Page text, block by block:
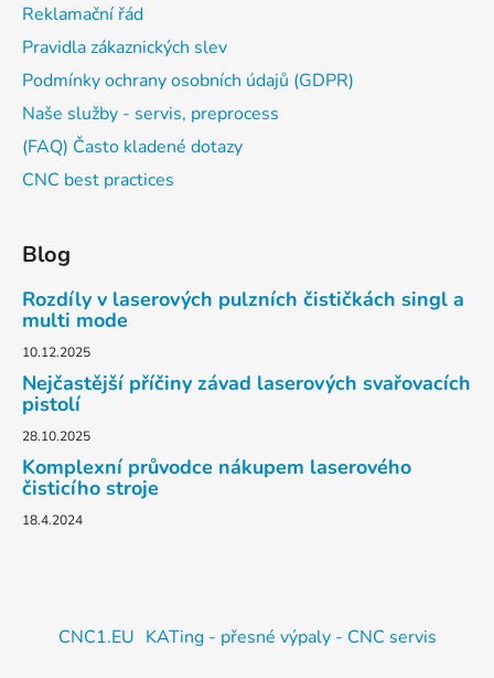
Reklamační řád
Pravidla zákaznických slev
Podmínky ochrany osobních údajů (GDPR)
Naše služby - servis, preprocess
(FAQ) Často kladené dotazy
CNC best practices
Blog
Rozdíly v laserových pulzních čističkách singl a
multi mode
10.12.2025
Nejčastější příčiny závad laserových svařovacích
pistolí
28.10.2025
Komplexní průvodce nákupem laserového
čisticího stroje
18.4.2024
CNC1.EU KATing - přesné výpaly - CNC servis